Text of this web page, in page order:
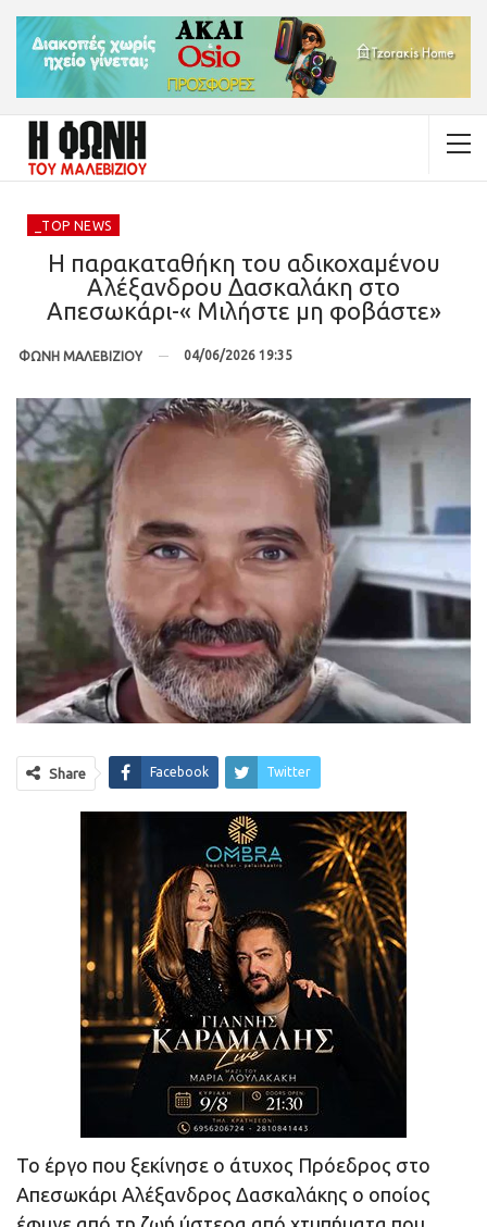
_TOP NEWS
H παρακαταθήκη του αδικοχαμένου
Αλέξανδρου Δασκαλάκη στο
Απεσωκάρι-« Μιλήστε μη φοβάστε»
ΦΩΝΗ ΜΑΛΕΒΙΖΙΟΥ 04/06/2026 19:35
Share Facebook Twitter
To έργο που ξεκίνησε ο άτυχος Πρόεδρος στο
Απεσωκάρι Αλέξανδρος Δασκαλάκης ο οποίος